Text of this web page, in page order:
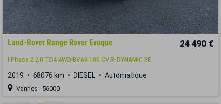
Land-Rover Range Rover Evoque 24 490 €
I Phase 2 2.0 TD4 4WD BVA9 180 CV R-DYNAMIC SE
2019 68076 km DIESEL Automatique
Vannes - 56000